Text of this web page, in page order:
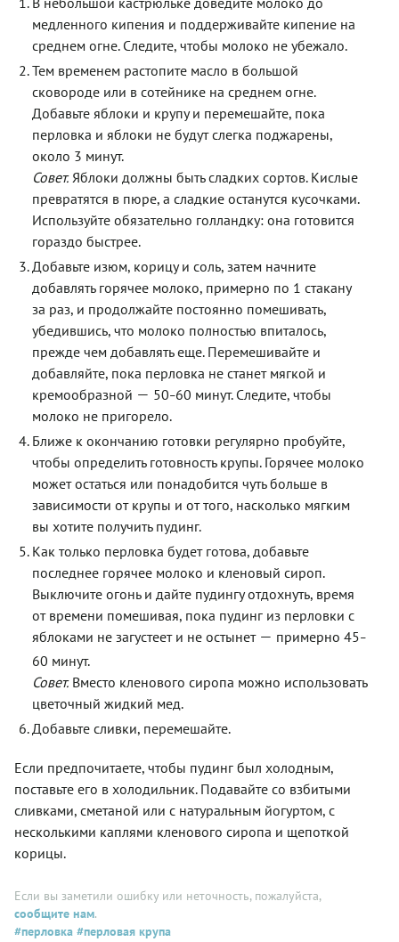
медленного кипения и поддерживайте кипение на
среднем огне. Следите, чтобы молоко не убежало.
Тем временем растопите масло в большой
сковороде или в сотейнике на среднем огне.
Добавьте яблоки и крупу и перемешайте, пока
перловка и яблоки не будут слегка поджарены,
около 3 минут.
Совет.Яблоки должны быть сладких сортов. Кислые
превратятся в пюре, а сладкие останутся кусочками.
Используйте обязательно голландку: она готовится
гораздо быстрее.
Добавьте изюм, корицу и соль, затем начните
добавлять горячее молоко, примерно по 1 стакану
за раз, и продолжайте постоянно помешивать,
убедившись, что молоко полностью впиталось,
прежде чем добавлять еще. Перемешивайте и
добавляйте, пока перловка не станет мягкой и
кремообразной — 50–60 минут. Следите, чтобы
молоко не пригорело.
Ближе к окончанию готовки регулярно пробуйте,
чтобы определить готовность крупы. Горячее молоко
может остаться или понадобится чуть больше в
зависимости от крупы и от того, насколько мягким
вы хотите получить пудинг.
Как только перловка будет готова, добавьте
последнее горячее молоко и кленовый сироп.
Выключите огонь и дайте пудингу отдохнуть, время
от времени помешивая, пока пудинг из перловки с
яблоками не загустеет и не остынет — примерно 45–
60 минут.
Совет.Вместо кленового сиропа можно использовать
цветочный жидкий мед.
Добавьте сливки, перемешайте.
Если предпочитаете, чтобы пудинг был холодным,
поставьте его в холодильник. Подавайте со взбитыми
сливками, сметаной или с натуральным йогуртом, с
несколькими каплями кленового сиропа и щепоткой
корицы.
Если вы заметили ошибку или неточность, пожалуйста,
сообщите нам.
#перловка #перловая крупа